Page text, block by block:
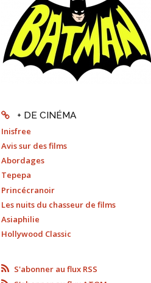
+ DE CINÉMA
Inisfree
Avis sur des films
Abordages
Tepepa
Princécranoir
Les nuits du chasseur de films
Asiaphilie
Hollywood Classic
S'abonner au flux RSS